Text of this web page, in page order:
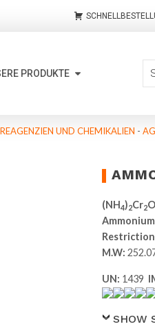
PRODUKTE
REAGENZIEN UND CHEMIKALIEN -
(NH4)2Cr2O
M.W:
UN: 1439
SHOW